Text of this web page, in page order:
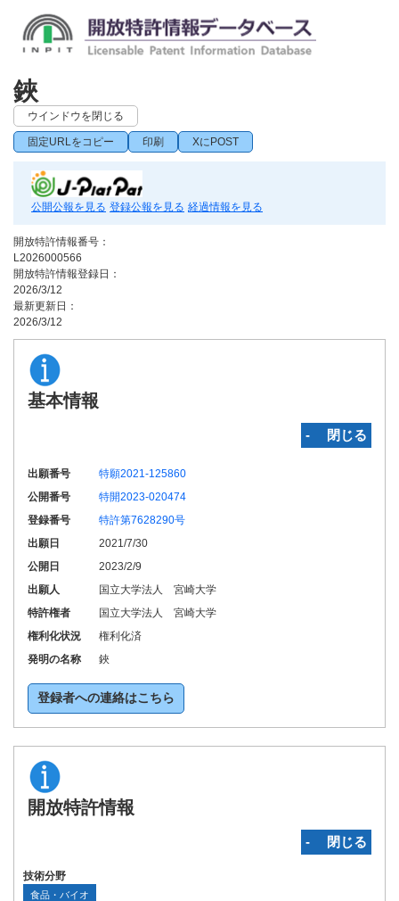
鋏
ウインドウを閉じる
固定URLをコピー 印刷 XにPOST
公開公報を見る 登録公報を見る 経過情報を見る
開放特許情報番号：
L2026000566
開放特許情報登録日：
2026/3/12
最新更新日：
2026/3/12
基本情報
‐ 閉じる
出願番号
特願2021-125860
公開番号
特開2023-020474
登録番号
特許第7628290号
出願日
2021/7/30
公開日
2023/2/9
出願人
国立大学法人 宮崎大学
特許権者
国立大学法人 宮崎大学
権利化状況
権利化済
発明の名称
鋏
登録者への連絡はこちら
開放特許情報
‐ 閉じる
技術分野
食品・バイオ